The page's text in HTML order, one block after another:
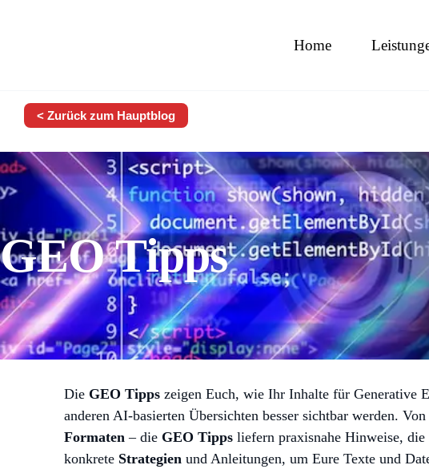
Home
< Zurück zum Hauptblog
GEO Tipps
Die GEO Tipps zeigen Euch, wie Ihr Inhalte für Generative
anderen AI-basierten Übersichten besser sichtbar werden. Von
Formaten – die GEO Tipps liefern praxisnahe Hinweise,
konkrete Strategien und Anleitungen, um Eure Texte und